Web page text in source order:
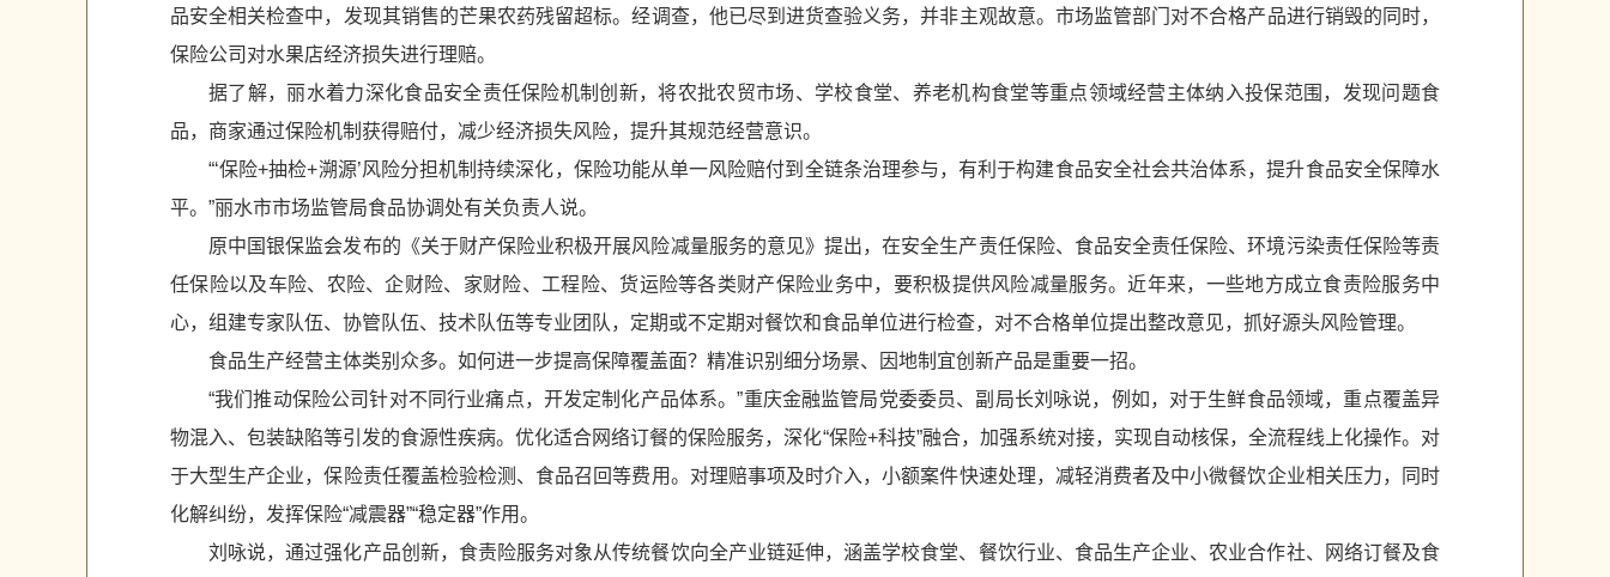
品安全相关检查中，发现其销售的芒果农药残留超标。经调查，他已尽到进货查验义务，并非主观故意。市场监管部门对不合格产品进行销毁的同时，
保险公司对水果店经济损失进行理赔。
据了解，丽水着力深化食品安全责任保险机制创新，将农批农贸市场、学校食堂、养老机构食堂等重点领域经营主体纳入投保范围，发现问题食
品，商家通过保险机制获得赔付，减少经济损失风险，提升其规范经营意识。
“‘保险+抽检+溯源’风险分担机制持续深化，保险功能从单一风险赔付到全链条治理参与，有利于构建食品安全社会共治体系，提升食品安全保障水
平。”丽水市市场监管局食品协调处有关负责人说。
原中国银保监会发布的《关于财产保险业积极开展风险减量服务的意见》提出，在安全生产责任保险、食品安全责任保险、环境污染责任保险等责
任保险以及车险、农险、企财险、家财险、工程险、货运险等各类财产保险业务中，要积极提供风险减量服务。近年来，一些地方成立食责险服务中
心，组建专家队伍、协管队伍、技术队伍等专业团队，定期或不定期对餐饮和食品单位进行检查，对不合格单位提出整改意见，抓好源头风险管理。
食品生产经营主体类别众多。如何进一步提高保障覆盖面？精准识别细分场景、因地制宜创新产品是重要一招。
“我们推动保险公司针对不同行业痛点，开发定制化产品体系。”重庆金融监管局党委委员、副局长刘咏说，例如，对于生鲜食品领域，重点覆盖异
物混入、包装缺陷等引发的食源性疾病。优化适合网络订餐的保险服务，深化“保险+科技”融合，加强系统对接，实现自动核保，全流程线上化操作。对
于大型生产企业，保险责任覆盖检验检测、食品召回等费用。对理赔事项及时介入，小额案件快速处理，减轻消费者及中小微餐饮企业相关压力，同时
化解纠纷，发挥保险“减震器”“稳定器”作用。
刘咏说，通过强化产品创新，食责险服务对象从传统餐饮向全产业链延伸，涵盖学校食堂、餐饮行业、食品生产企业、农业合作社、网络订餐及食